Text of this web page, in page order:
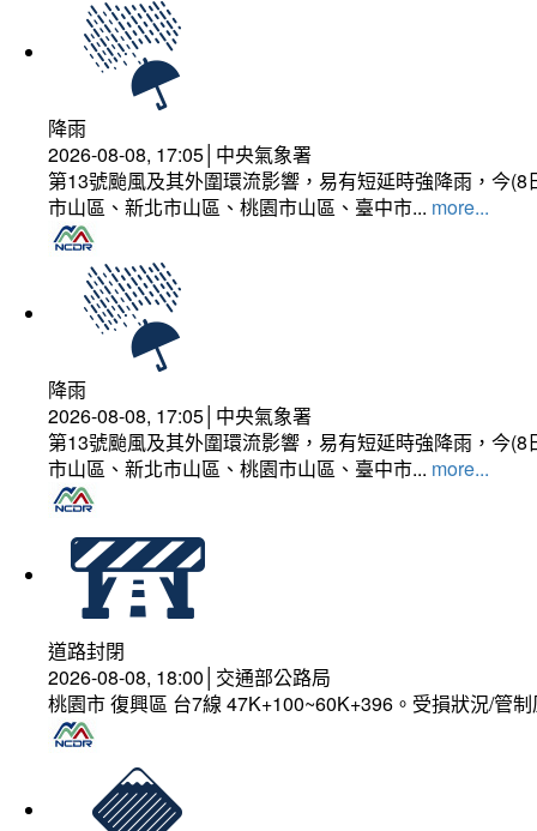
降雨
2026-08-08, 17:05│中央氣象署
第13號颱風及其外圍環流影響，易有短延時強降雨，今
市山區、新北市山區、桃園市山區、臺中市... more...
降雨
2026-08-08, 17:05│中央氣象署
第13號颱風及其外圍環流影響，易有短延時強降雨，今
市山區、新北市山區、桃園市山區、臺中市... more...
道路封閉
2026-08-08, 18:00│交通部公路局
桃園市 復興區 台7線 47K+100~60K+396。受損狀況/管